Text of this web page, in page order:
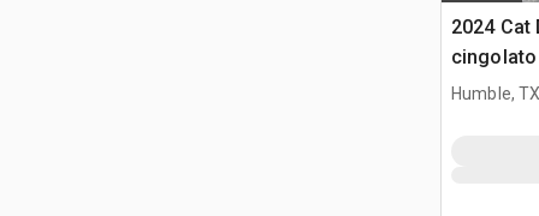
2024 Cat
cingolato
Humble,